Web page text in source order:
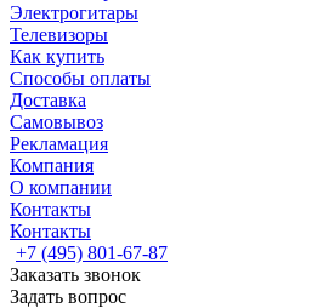
Электрогитары
Телевизоры
Как купить
Способы оплаты
Доставка
Самовывоз
Рекламация
Компания
О компании
Контакты
Контакты
+7 (495) 801-67-87
Заказать звонок
Задать вопрос